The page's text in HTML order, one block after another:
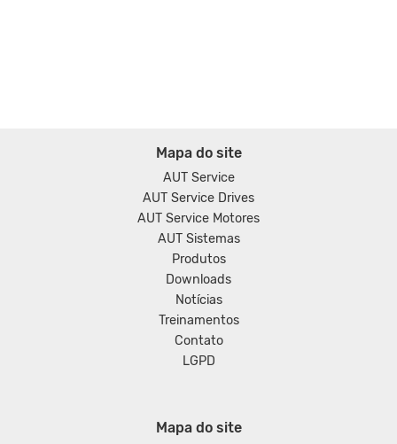
Mapa do site
AUT Service
AUT Service Drives
AUT Service Motores
AUT Sistemas
Produtos
Downloads
Notícias
Treinamentos
Contato
LGPD
Mapa do site